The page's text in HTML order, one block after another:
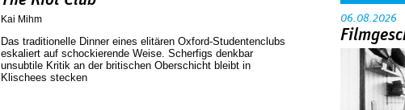
Kai Mihm
Das traditionelle Dinner eines elitären Oxford-Studentenclubs
eskaliert auf schockierende Weise. Scherfigs denkbar
unsubtile Kritik an der britischen Oberschicht bleibt in
Klischees stecken
06.08.2026